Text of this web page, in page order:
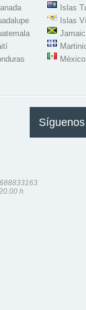
Islas
Islas
México
688833163
h